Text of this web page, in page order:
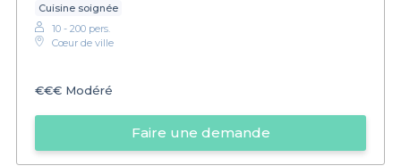
Cuisine soignée
10 - 200 pers.
Cœur de ville
€€€ Modéré
Faire une demande